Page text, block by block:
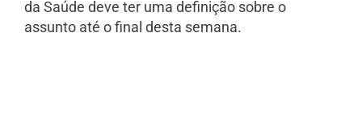
da Saúde deve ter uma definição sobre o
assunto até o final desta semana.